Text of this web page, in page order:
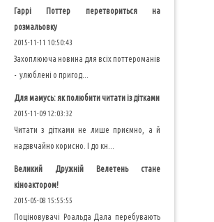
Гаррі Поттер перетвориться на
розмальовку
2015-11-11 10:50:43
Захоплююча новина для всіх поттероманів
- улюблені о пригод...
Для мамусь: як полюбити читати із дітками
2015-11-09 12:03:32
Читати з дітками не лише приємно, а й
надзвчайно корисно. І до кн...
Великий Дружній Велетень стане
кіноактором!
2015-05-08 15:55:55
Поціновувачі Роальда Дала перебувають